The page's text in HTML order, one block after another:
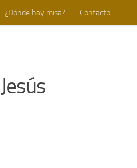
¿Dónde hay misa? Contacto